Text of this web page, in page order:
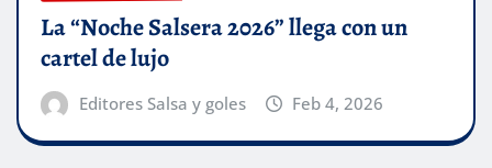
La “Noche Salsera 2026” llega con un
cartel de lujo
Editores Salsa y goles Feb 4, 2026